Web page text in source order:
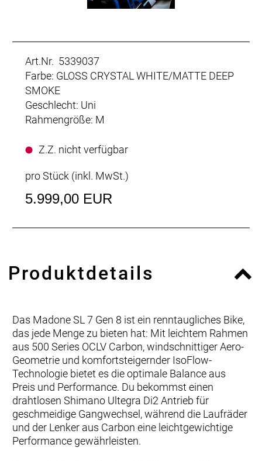
Art.Nr. 5339037
Farbe: GLOSS CRYSTAL WHITE/MATTE DEEP
SMOKE
Geschlecht: Uni
Rahmengröße: M
Z.Z. nicht verfügbar
pro Stück (inkl. MwSt.)
5.999,00 EUR
Produktdetails
Das Madone SL 7 Gen 8 ist ein renntaugliches Bike,
das jede Menge zu bieten hat: Mit leichtem Rahmen
aus 500 Series OCLV Carbon, windschnittiger Aero-
Geometrie und komfortsteigernder IsoFlow-
Technologie bietet es die optimale Balance aus
Preis und Performance. Du bekommst einen
drahtlosen Shimano Ultegra Di2 Antrieb für
geschmeidige Gangwechsel, während die Laufräder
und der Lenker aus Carbon eine leichtgewichtige
Performance gewährleisten.